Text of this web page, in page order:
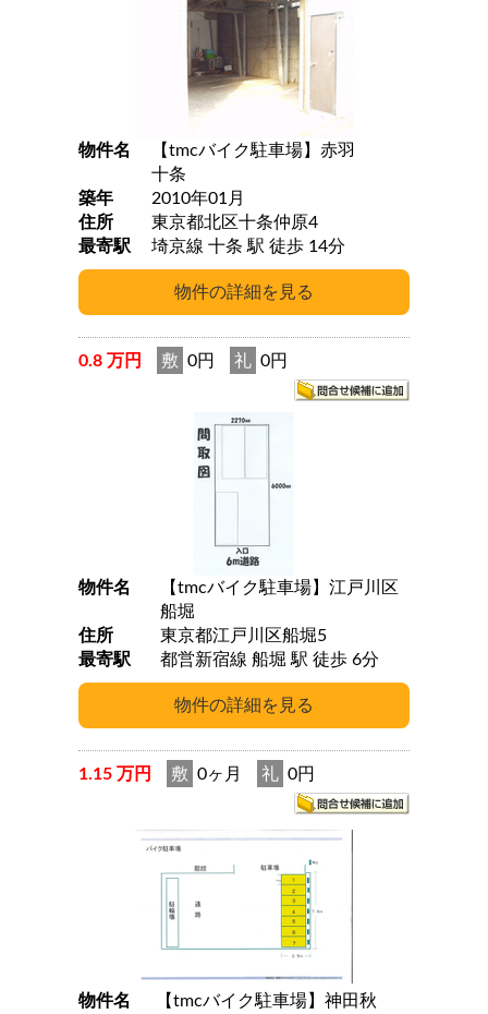
物件名
【tmcバイク駐車場】赤羽
十条
築年
2010年01月
住所
東京都北区十条仲原4
最寄駅
埼京線 十条 駅 徒歩 14分
0.8 万円 敷 0円 礼 0円
物件名
【tmcバイク駐車場】江戸川区
船堀
住所
東京都江戸川区船堀5
最寄駅
都営新宿線 船堀 駅 徒歩 6分
1.15 万円 敷 0ヶ月 礼 0円
物件名
【tmcバイク駐車場】神田秋